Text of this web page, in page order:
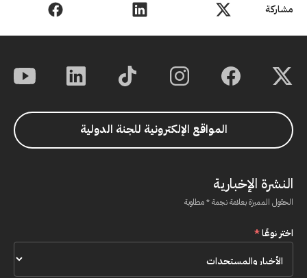
مشاركة
المواقع الإلكترونية للجنة الدولية
النشرة الإخبارية
الحقول المميزة بعلامة نجمة * مطلوبة
اختر نوعًا*